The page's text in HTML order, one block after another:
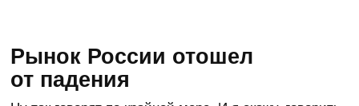
Рынок России отошел
от падения